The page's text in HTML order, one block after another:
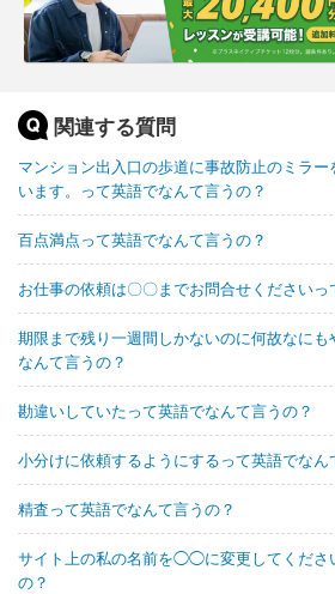
関連する質問
マンション出入口の歩道に事故防止のミラ
います。って英語でなんて言うの？
百点満点って英語でなんて言うの？
お仕事の依頼は〇〇までお問合せくださいっ
期限まで残り一週間しかないのに何故なに
なんて言うの？
勘違いしていたって英語でなんて言うの？
小分けに依頼するようにするって英語でなん
精査って英語でなんて言うの？
サイト上の私の名前を◯◯に変更してくださ
の？